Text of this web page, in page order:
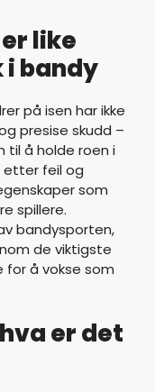
like
bandy
på isen har ikke
presise skudd –
til å holde roen i
etter feil og
som
spillere.
bandysporten,
de viktigste
for å vokse som
er det